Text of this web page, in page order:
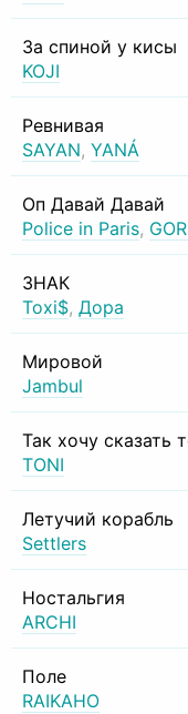
За спиной у кисы
KOJI
Ревнивая
SAYAN, YANÁ
Оп Давай Давай
Police in Paris,
ЗНАК
Toxi$, Дора
Мировой
Jambul
Так хочу сказать
TONI
Летучий корабль
Settlers
Ностальгия
ARCHI
Поле
RAIKAHO